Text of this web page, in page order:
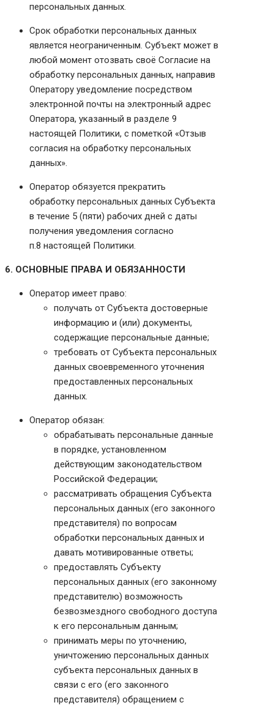
персональных данных.
Срок обработки персональных данных
является неограниченным. Субъект может в
любой момент отозвать своё Согласие на
обработку персональных данных, направив
Оператору уведомление посредством
электронной почты на электронный адрес
Оператора, указанный в разделе 9
настоящей Политики, с пометкой «Отзыв
согласия на обработку персональных
данных».
Оператор обязуется прекратить
обработку персональных данных Субъекта
в течение 5 (пяти) рабочих дней с даты
получения уведомления согласно
п.8 настоящей Политики.
6. ОСНОВНЫЕ ПРАВА И ОБЯЗАННОСТИ
Оператор имеет право:
получать от Субъекта достоверные
информацию и (или) документы,
содержащие персональные данные;
требовать от Субъекта персональных
данных своевременного уточнения
предоставленных персональных
данных.
Оператор обязан:
обрабатывать персональные данные
в порядке, установленном
действующим законодательством
Российской Федерации;
рассматривать обращения Субъекта
персональных данных (его законного
представителя) по вопросам
обработки персональных данных и
давать мотивированные ответы;
предоставлять Субъекту
персональных данных (его законному
представителю) возможность
безвозмездного свободного доступа
к его персональным данным;
принимать меры по уточнению,
уничтожению персональных данных
субъекта персональных данных в
связи с его (его законного
представителя) обращением с